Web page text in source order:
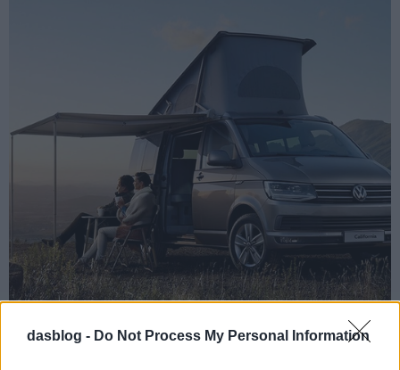
dasblog - Do Not Process My Personal Information